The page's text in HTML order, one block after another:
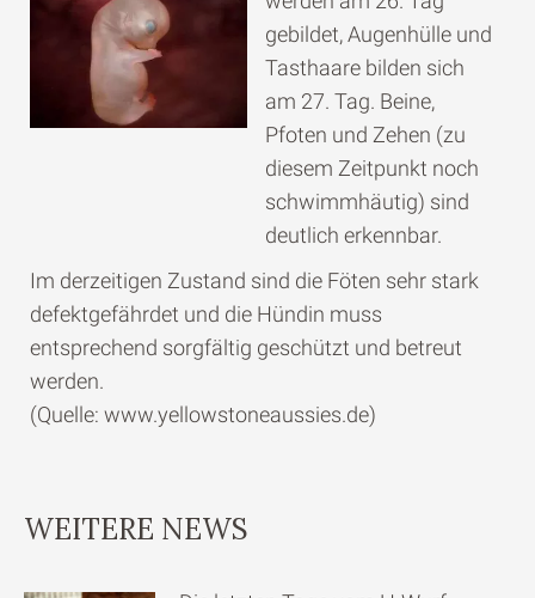
gebildet, Augenhülle und
Tasthaare bilden sich
am 27. Tag. Beine,
Pfoten und Zehen (zu
diesem Zeitpunkt noch
schwimmhäutig) sind
deutlich erkennbar.
Im derzeitigen Zustand sind die Föten sehr stark
defektgefährdet und die Hündin muss
entsprechend sorgfältig geschützt und betreut
werden.
(Quelle: www.yellowstoneaussies.de)
WEITERE NEWS